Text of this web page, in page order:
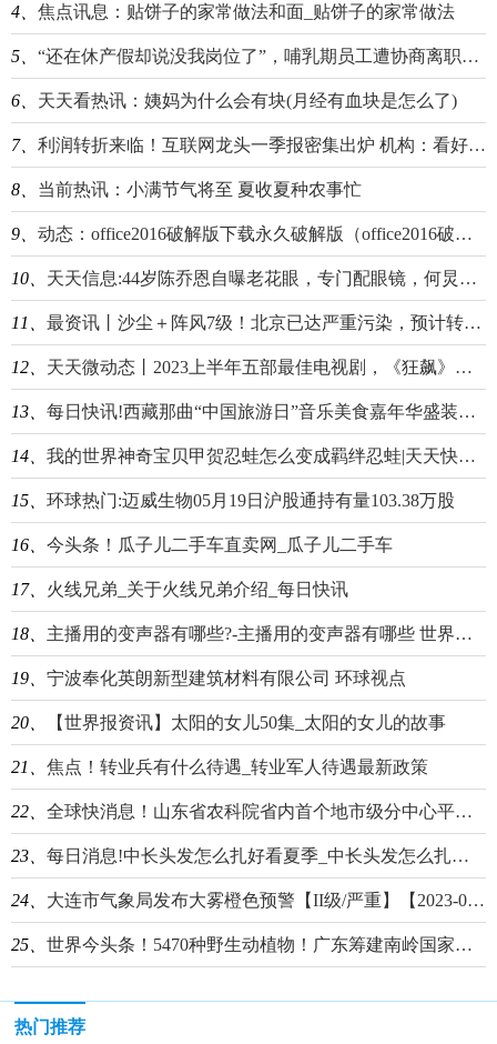
4、 焦点讯息：贴饼子的家常做法和面_贴饼子的家常做法
5、 “还在休产假却说没我岗位了”，哺乳期员工遭协商离职：本来裁不到你头上|当前观察
6、 天天看热讯：姨妈为什么会有块(月经有血块是怎么了)
7、 利润转折来临！互联网龙头一季报密集出炉 机构：看好港股配置价值
8、 当前热讯：小满节气将至 夏收夏种农事忙
9、 动态：office2016破解版下载永久破解版（office2016破解版）
10、 天天信息:44岁陈乔恩自曝老花眼，专门配眼镜，何炅感慨有点早，万茜一脸懵
11、 最资讯丨沙尘＋阵风7级！北京已达严重污染，预计转好时间——
12、 天天微动态丨2023上半年五部最佳电视剧，《狂飙》排在最后，你最喜欢哪一部？
13、 每日快讯!西藏那曲“中国旅游日”音乐美食嘉年华盛装启幕
14、 我的世界神奇宝贝甲贺忍蛙怎么变成羁绊忍蛙|天天快播报
15、 环球热门:迈威生物05月19日沪股通持有量103.38万股
16、 今头条！瓜子儿二手车直卖网_瓜子儿二手车
17、 火线兄弟_关于火线兄弟介绍_每日快讯
18、 主播用的变声器有哪些?-主播用的变声器有哪些 世界热门
19、 宁波奉化英朗新型建筑材料有限公司 环球视点
20、 【世界报资讯】太阳的女儿50集_太阳的女儿的故事
21、 焦点！转业兵有什么待遇_转业军人待遇最新政策
22、 全球快消息！山东省农科院省内首个地市级分中心平台落地淄博
23、 每日消息!中长头发怎么扎好看夏季_中长头发怎么扎好看
24、 大连市气象局发布大雾橙色预警【II级/严重】【2023-05-19】
25、 世界今头条！5470种野生动植物！广东筹建南岭国家公园
热门推荐